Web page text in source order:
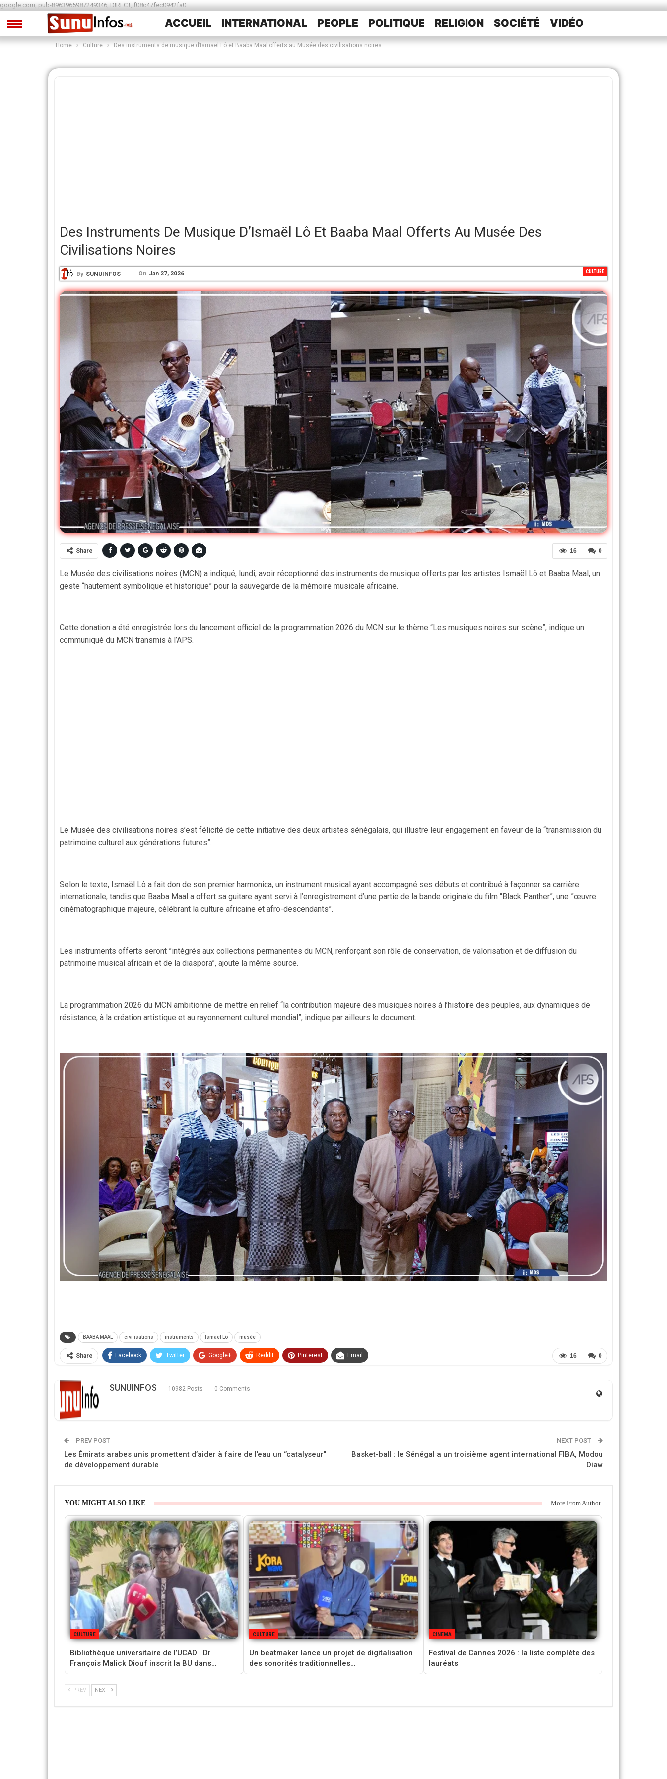
google.com, pub-8963965987249346, DIRECT, f08c47fec0942fa0
ACCUEIL INTERNATIONAL PEOPLE POLITIQUE RELIGION SOCIÉTÉ
VIDÉO
SPORTS
Home Culture Des instruments de musique d’Ismaël Lô et Baaba Maal offerts au Musée des civilisations noires
Des Instruments De Musique D’Ismaël Lô Et Baaba Maal Offerts Au Musée Des
Civilisations Noires
CULTURE
By SUNUINFOS On Jan 27, 2026
0
16
Share
Le Musée des civilisations noires (MCN) a indiqué, lundi, avoir réceptionné des instruments de musique offerts par les artistes Ismaël Lô et Baaba Maal, un
geste “hautement symbolique et historique” pour la sauvegarde de la mémoire musicale africaine.
Cette donation a été enregistrée lors du lancement officiel de la programmation 2026 du MCN sur le thème “Les musiques noires sur scène”, indique un
communiqué du MCN transmis à l’APS.
Le Musée des civilisations noires s’est félicité de cette initiative des deux artistes sénégalais, qui illustre leur engagement en faveur de la “transmission du
patrimoine culturel aux générations futures”.
Selon le texte, Ismaël Lô a fait don de son premier harmonica, un instrument musical ayant accompagné ses débuts et contribué à façonner sa carrière
internationale, tandis que Baaba Maal a offert sa guitare ayant servi à l’enregistrement d’une partie de la bande originale du film “Black Panther”, une ”œuvre
cinématographique majeure, célébrant la culture africaine et afro-descendants”.
Les instruments offerts seront ”intégrés aux collections permanentes du MCN, renforçant son rôle de conservation, de valorisation et de diffusion du
patrimoine musical africain et de la diaspora”, ajoute la même source.
La programmation 2026 du MCN ambitionne de mettre en relief “la contribution majeure des musiques noires à l’histoire des peuples, aux dynamiques de
résistance, à la création artistique et au rayonnement culturel mondial”, indique par ailleurs le document.
BAABA MAAL civilisations instruments Ismaël Lô musée
0
16
Share Facebook Twitter Google+ ReddIt Pinterest Email
SUNUINFOS 10982 Posts 0 Comments
PREV POST
Les Émirats arabes unis promettent d’aider à faire de l’eau un ‘’catalyseur’’
de développement durable
NEXT POST
Basket-ball : le Sénégal a un troisième agent international FIBA, Modou
Diaw
YOU MIGHT ALSO LIKE More From Author
CULTURE
Bibliothèque universitaire de l’UCAD : Dr
François Malick Diouf inscrit la BU dans…
CULTURE
Un beatmaker lance un projet de digitalisation
des sonorités traditionnelles…
CINEMA
Festival de Cannes 2026 : la liste complète des
lauréats
PREV NEXT